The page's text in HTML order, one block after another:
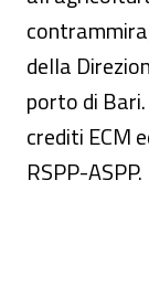
della
porto di
crediti ECM
RSPP-ASPP.